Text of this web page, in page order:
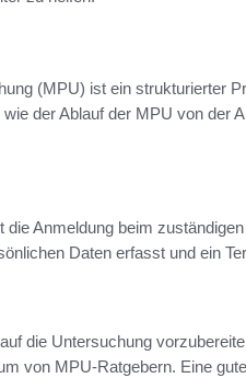
(MPU) ist ein strukturierter
der Ablauf der MPU von der
Anmeldung beim
Daten erfasst und ein
die Untersuchung
von MPU-Ratgebern. Eine